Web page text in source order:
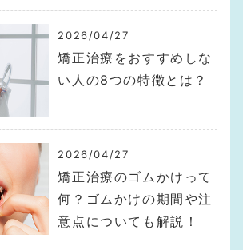
2026/04/27
矯正治療をおすすめしな
い人の8つの特徴とは？
2026/04/27
矯正治療のゴムかけって
何？ゴムかけの期間や注
意点についても解説！